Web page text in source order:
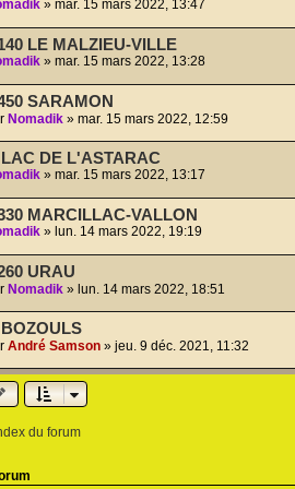
»mar. 15 mars 2022, 13:47
LE MALZIEU-VILLE
»mar. 15 mars 2022, 13:28
SARAMON
Nomadik »mar. 15 mars 2022, 12:59
DE L'ASTARAC
»mar. 15 mars 2022, 13:17
MARCILLAC-VALLON
» lun. 14 mars 2022, 19:19
URAU
Nomadik » lun. 14 mars 2022, 18:51
BOZOULS
André Samson »jeu. 9 déc. 2021, 11:32
du forum